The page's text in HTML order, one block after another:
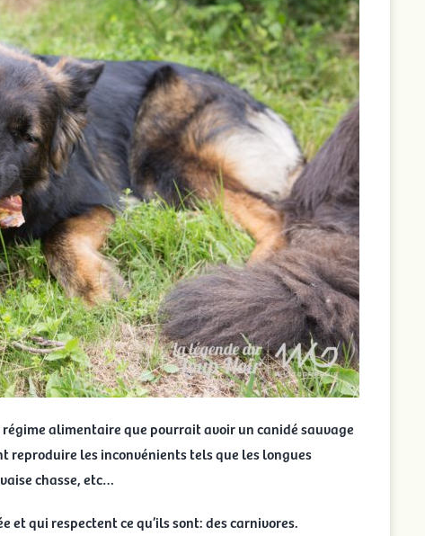
alimentaire que pourrait avoir un canidé sauvage
reproduire les inconvénients tels que les longues
chasse, etc…
et qui respectent ce qu’ils sont: des carnivores.